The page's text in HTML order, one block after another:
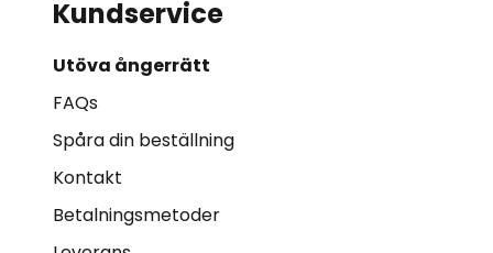
Kundservice
Utöva ångerrätt
FAQs
Spåra din beställning
Kontakt
Betalningsmetoder